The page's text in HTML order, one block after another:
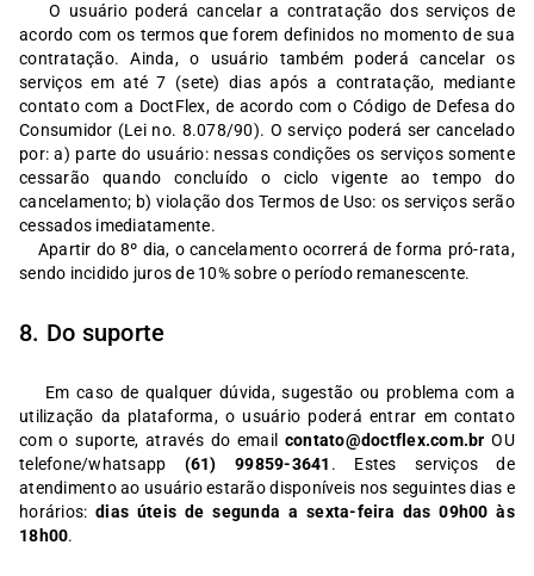
O usuário poderá cancelar a contratação dos serviços de
acordo com os termos que forem definidos no momento de sua
contratação. Ainda, o usuário também poderá cancelar os
serviços em até 7 (sete) dias após a contratação, mediante
contato com a DoctFlex, de acordo com o Código de Defesa do
Consumidor (Lei no. 8.078/90). O serviço poderá ser cancelado
por: a) parte do usuário: nessas condições os serviços somente
cessarão quando concluído o ciclo vigente ao tempo do
cancelamento; b) violação dos Termos de Uso: os serviços serão
cessados imediatamente.
Apartir do 8º dia, o cancelamento ocorrerá de forma pró-rata,
sendo incidido juros de 10% sobre o período remanescente.
8. Do suporte
Em caso de qualquer dúvida, sugestão ou problema com a
utilização da plataforma, o usuário poderá entrar em contato
com o suporte, através do email contato@doctflex.com.br OU
telefone/whatsapp (61) 99859-3641 . Estes serviços de
atendimento ao usuário estarão disponíveis nos seguintes dias e
horários:dias úteis de segunda a sexta-feira das 09h00 às
18h00.